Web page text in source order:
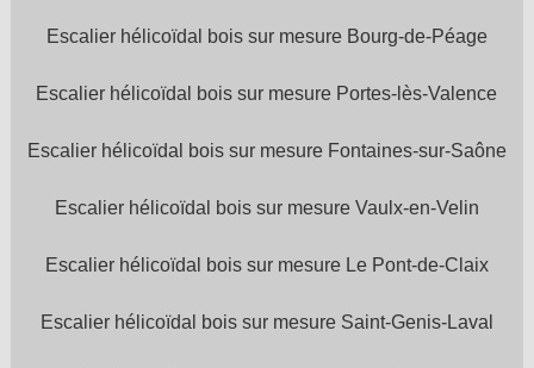
Escalier hélicoïdal bois sur mesure Bourg-de-Péage
Escalier hélicoïdal bois sur mesure Portes-lès-Valence
Escalier hélicoïdal bois sur mesure Fontaines-sur-Saône
Escalier hélicoïdal bois sur mesure Vaulx-en-Velin
Escalier hélicoïdal bois sur mesure Le Pont-de-Claix
Escalier hélicoïdal bois sur mesure Saint-Genis-Laval